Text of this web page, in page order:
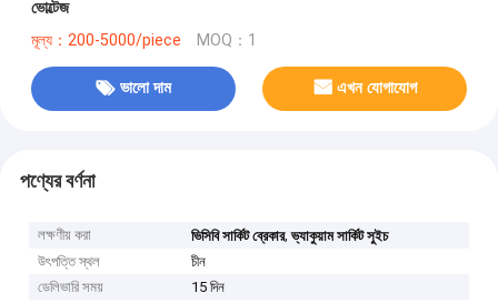
ভোল্টেজ
মূল্য：200-5000/piece MOQ：1
ভালো দাম এখন যোগাযোগ
পণ্যের বর্ণনা
লক্ষণীয় করা ভিসিবি সার্কিট ব্রেকার,ভ্যাকুয়াম সার্কিট সুইচ
উৎপত্তি স্থল
চীন
ডেলিভারি সময়
15 দিন